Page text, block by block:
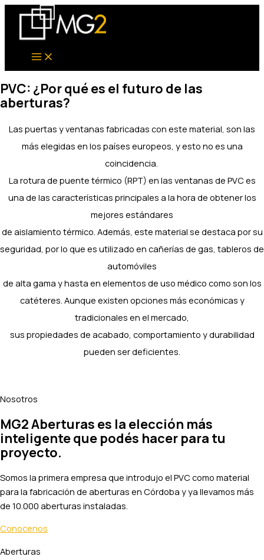
contenido
PVC: ¿Por qué es el futuro de las
aberturas?
Las puertas y ventanas fabricadas con este material, son las
más elegidas en los países europeos, y esto no es una
coincidencia.
La rotura de puente térmico (RPT) en las ventanas de PVC es
una de las características principales a la hora de obtener los
mejores estándares
de aislamiento térmico. Además, este material se destaca por su
seguridad, por lo que es utilizado en cañerías de gas, tableros de
automóviles
de alta gama y hasta en elementos de uso médico como son los
catéteres. Aunque existen opciones más económicas y
tradicionales en el mercado,
sus propiedades de acabado, comportamiento y durabilidad
pueden ser deficientes.
Nosotros
MG2 Aberturas es la elección más
inteligente que podés hacer para tu
proyecto.
Somos la primera empresa que introdujo el PVC como material
para la fabricación de aberturas en Córdoba y ya llevamos más
de 10.000 aberturas instaladas.
Conocenos
Aberturas